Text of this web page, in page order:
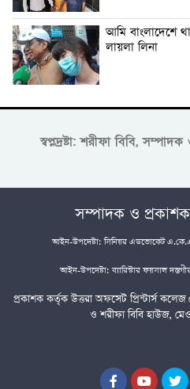
আমি বাংলাদেশে
লায়লা লিনা
স্বপ্নদ্রষ্টা: শরীফা বিবি,
সম্পাদক ও
আইন-উপদেষ্টা: সিনিয়র এডভোকেট
আইন-উপদেষ্টা: ব্যারিস্টার ফয়সাল
প্রকাশক কর্তৃক উত্তরা অফসেট প্রিন্টার্স
ও শরীফা বিবি হাউজ,